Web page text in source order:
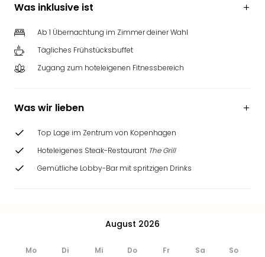
Was inklusive ist
Ab 1 Übernachtung im Zimmer deiner Wahl
Tägliches Frühstücksbuffet
Zugang zum hoteleigenen Fitnessbereich
Was wir lieben
Top Lage im Zentrum von Kopenhagen
Hoteleigenes Steak-Restaurant The Grill
Gemütliche Lobby-Bar mit spritzigen Drinks
August 2026
Mo Di Mi Do Fr Sa So